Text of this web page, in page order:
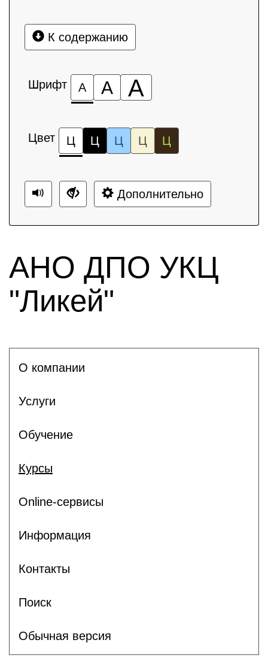
К содержанию
Шрифт А А А
Цвет Ц Ц Ц Ц Ц
Дополнительно
АНО ДПО УКЦ
"Ликей"
О компании
Услуги
Обучение
Курсы
Online-сервисы
Информация
Контакты
Поиск
Обычная версия